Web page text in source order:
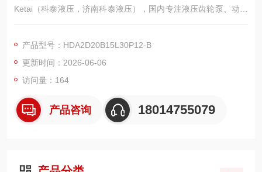
Ketai（科泰液压，济南科泰液压），国内专注液压齿轮泵、动力
单元、液压泵站生产厂家，深耕车载、升降、农机液压 20 余
价比、现货齐全，国内升降平台、环卫、叉车配套量大。
产品型号：HDA2D20B15L30P12-B
更新时间：2026-06-06
访问量：164
产品咨询 18014755079